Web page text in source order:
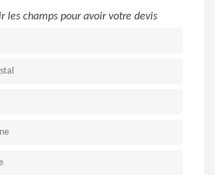
les champs pour avoir votre devis